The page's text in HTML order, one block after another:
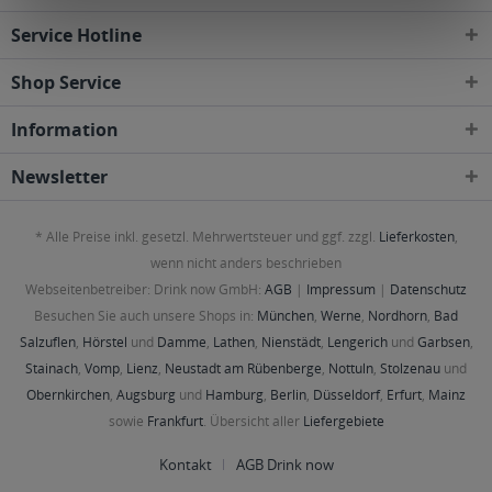
Service Hotline
Shop Service
Information
Newsletter
* Alle Preise inkl. gesetzl. Mehrwertsteuer und ggf. zzgl. Lieferkosten,
wenn nicht anders beschrieben
Webseitenbetreiber: Drink now GmbH: AGB | Impressum | Datenschutz
Besuchen Sie auch unsere Shops in: München, Werne, Nordhorn, Bad
Salzuflen, Hörstel und Damme, Lathen, Nienstädt, Lengerichund Garbsen,
Stainach, Vomp, Lienz, Neustadt am Rübenberge, Nottuln, Stolzenau und
Obernkirchen, Augsburg und Hamburg, Berlin, Düsseldorf, Erfurt, Mainz
sowie Frankfurt. Übersicht aller Liefergebiete
Kontakt AGB Drink now